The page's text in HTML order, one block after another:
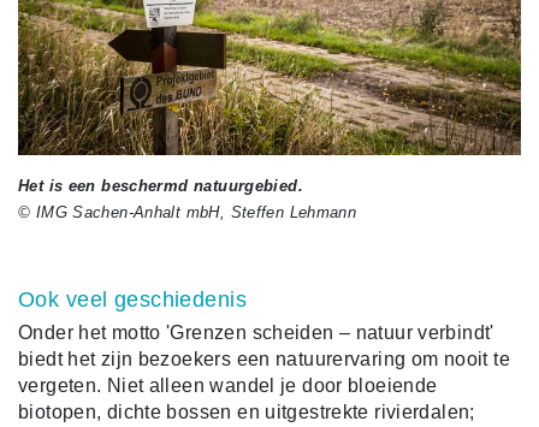
Het is een beschermd natuurgebied.
© IMG Sachen-Anhalt mbH, Steffen Lehmann
Ook veel geschiedenis
Onder het motto 'Grenzen scheiden – natuur verbindt'
biedt het zijn bezoekers een natuurervaring om nooit te
vergeten. Niet alleen wandel je door bloeiende
biotopen, dichte bossen en uitgestrekte rivierdalen;